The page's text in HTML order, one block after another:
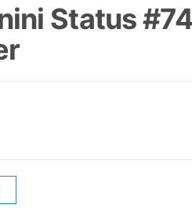
Status #74